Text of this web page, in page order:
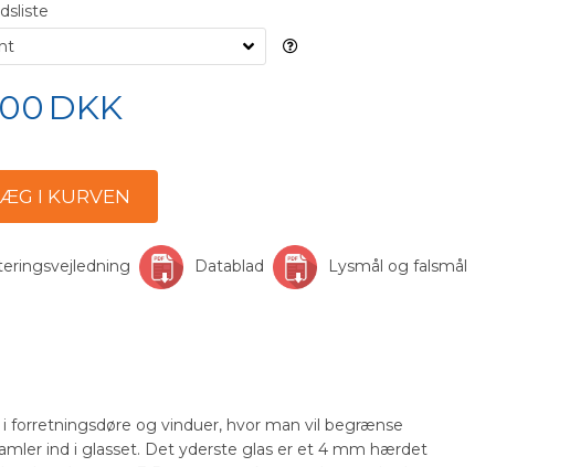
DKK
Datablad Lysmål og falsmål
og vinduer, hvor man vil begrænse
ind i glasset. Det yderste glas er et 4 mm hærdet